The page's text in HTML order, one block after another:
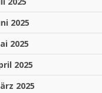
2025
2025
2025
2025